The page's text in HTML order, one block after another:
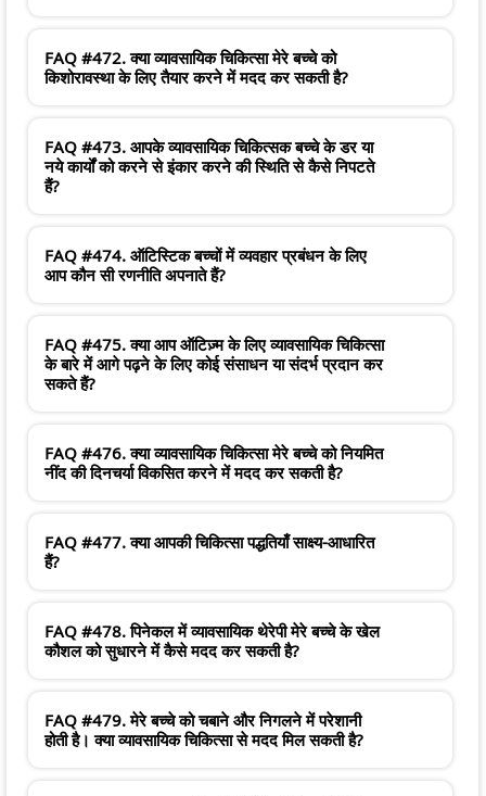
FAQ #472. क्या व्यावसायिक चिकित्सा मेरे बच्चे को
किशोरावस्था के लिए तैयार करने में मदद कर सकती है?
FAQ #473. आपके व्यावसायिक चिकित्सक बच्चे के डर या
नये कार्यों को करने से इंकार करने की स्थिति से कैसे निपटते
हैं?
FAQ #474. ऑटिस्टिक बच्चों में व्यवहार प्रबंधन के लिए
आप कौन सी रणनीति अपनाते हैं?
FAQ #475. क्या आप ऑटिज़्म के लिए व्यावसायिक चिकित्सा
के बारे में आगे पढ़ने के लिए कोई संसाधन या संदर्भ प्रदान कर
सकते हैं?
FAQ #476. क्या व्यावसायिक चिकित्सा मेरे बच्चे को नियमित
नींद की दिनचर्या विकसित करने में मदद कर सकती है?
FAQ #477. क्या आपकी चिकित्सा पद्धतियाँ साक्ष्य-आधारित
हैं?
FAQ #478. पिनेकल में व्यावसायिक थेरेपी मेरे बच्चे के खेल
कौशल को सुधारने में कैसे मदद कर सकती है?
FAQ #479. मेरे बच्चे को चबाने और निगलने में परेशानी
होती है। क्या व्यावसायिक चिकित्सा से मदद मिल सकती है?